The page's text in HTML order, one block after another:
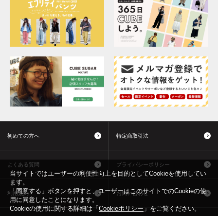
初めての方へ 特定商取引法
よくある質問 プライバシーポリシー
利用規約 お問い合わせ
当サイトではユーザーの利便性向上を目的としてCookieを使用してい
ます。
「同意する」ボタンを押すと、ユーザーはこのサイトでのCookieの使
用に同意したことになります。
Cookieの使用に関する詳細は「 Cookieポリシー 」をご覧ください。